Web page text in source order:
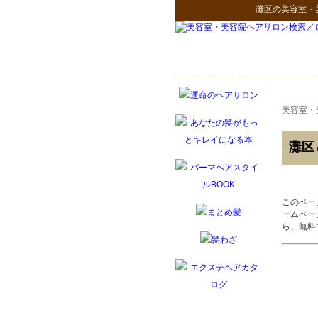
灘区の美容室・
美容室・
灘区
このペ
ームペ
ら、無